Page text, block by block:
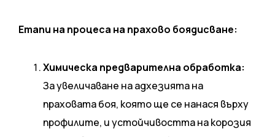
Етапи на процеса на прахово боядисване:
Химическа предварителна обработка:
За увеличаване на адхезията на
праховата боя, която ще се нанася върху
профилите, и устойчивостта на корозия